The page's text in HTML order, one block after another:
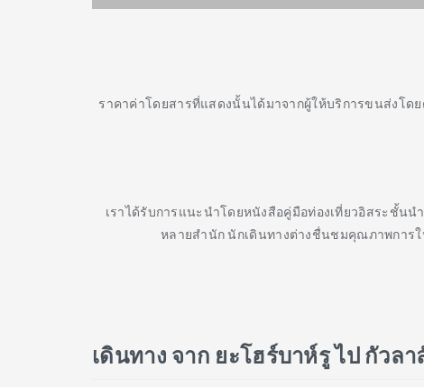
ราคาค่าโดยสารที่แสดงนั้นได้มาจากผู้ให้บริการขนส่งโดย
เราได้รับการแนะนำโดยหนังสือคู่มือท่องเที่ยวอิสระชั้นนำ
หลายสำนัก นักเดินทางต่างชื่นชมคุณภาพการใ
เดินทาง จาก ยะโฮร์บาห์รู ไป กัวลา